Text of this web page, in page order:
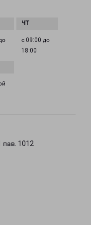
с 09:00 до
18:00
пав. 1012